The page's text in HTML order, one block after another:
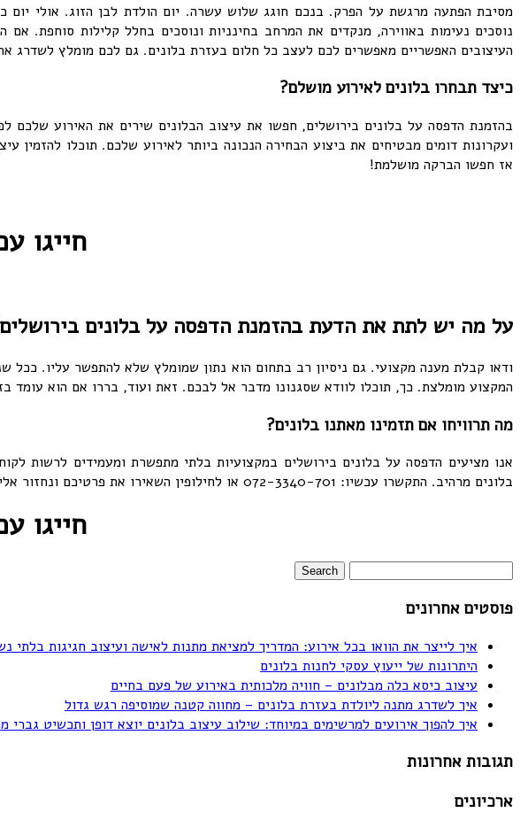
מסיבת הפתעה מרגשת על הפרק. בנכם חוגג שלוש עשרה. יום הולדת לבן הזוג. אולי יום
נוסכים נעימות באווירה, מנקדים את המרחב בחינניות ונוסכים בחלל קלילות סוחפת.
העיצובים האפשריים מאפשרים לכם לעצב כל חלום בעזרת בלונים. גם לכם מומלץ לשדרג
כיצד תבחרו בלונים לאירוע מושלם?
בהזמנת הדפסה על בלונים בירושלים, חפשו את עיצוב הבלונים שירים את האירוע שלכם
ועקרונות דומים מבטיחים את ביצוע הבחירה הנכונה ביותר לאירוע שלכם. תוכלו להזמין
אז חפשו הברקה מושלמת!
חייגו עכשיו:
על מה יש לתת את הדעת בהזמנת הדפסה על בלונים
ודאו קבלת מענה מקצועי. גם ניסיון רב בתחום הוא נתון שמומלץ שלא להתפשר עליו. ככל
המקצוע מומלצת. כך, תוכלו לוודא שסגנונו מדבר אל לבכם. זאת ועוד, בררו אם הוא עומד
מה תרוויחו אם תזמינו מאתנו בלונים?
אנו מציעים הדפסה על בלונים בירושלים במקצועיות בלתי מתפשרת ומעמידים לרשות
בלונים מרהיב. התקשרו עכשיו: 072-3340-701 או לחילופין השאירו את פרטיכם ונחזור אליכם עם הצעה אטרקטיבית!
חייגו עכשיו:
פוסטים אחרונים
איך לייצר את הוואו בכל אירוע: המדריך למציאת מתנות לאישה ועיצוב חגיגות בלתי
היתרונות של ייעוץ עסקי לחנות בלונים
עיצוב כיסא כלה מבלונים – חוויה מלכותית באירוע של פעם בחיים
איך לשדרג מתנה ליולדת בעזרת בלונים – מחווה קטנה שמוסיפה רגש גדול
איך להפוך אירועים למרשימים במיוחד: שילוב עיצוב בלונים יוצא דופן ותכשיט גברי
תגובות אחרונות
ארכיונים